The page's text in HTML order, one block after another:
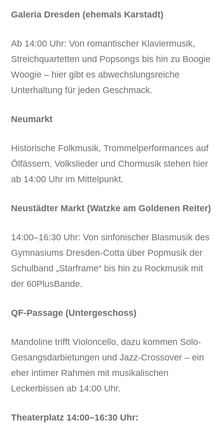
Galeria Dresden (ehemals Karstadt)
Ab 14:00 Uhr: Von romantischer Klaviermusik,
Streichquartetten und Popsongs bis hin zu Boogie
Woogie – hier gibt es abwechslungsreiche
Unterhaltung für jeden Geschmack.
Neumarkt
Historische Folkmusik, Trommelperformances auf
Ölfässern, Volkslieder und Chormusik stehen hier
ab 14:00 Uhr im Mittelpunkt.
Neustädter Markt (Watzke am Goldenen Reiter)
14:00–16:30 Uhr: Von sinfonischer Blasmusik des
Gymnasiums Dresden-Cotta über Popmusik der
Schulband „Starframe“ bis hin zu Rockmusik mit
der 60PlusBande.
QF-Passage (Untergeschoss)
Mandoline trifft Violoncello, dazu kommen Solo-
Gesangsdarbietungen und Jazz-Crossover – ein
eher intimer Rahmen mit musikalischen
Leckerbissen ab 14:00 Uhr.
Theaterplatz 14:00–16:30 Uhr: